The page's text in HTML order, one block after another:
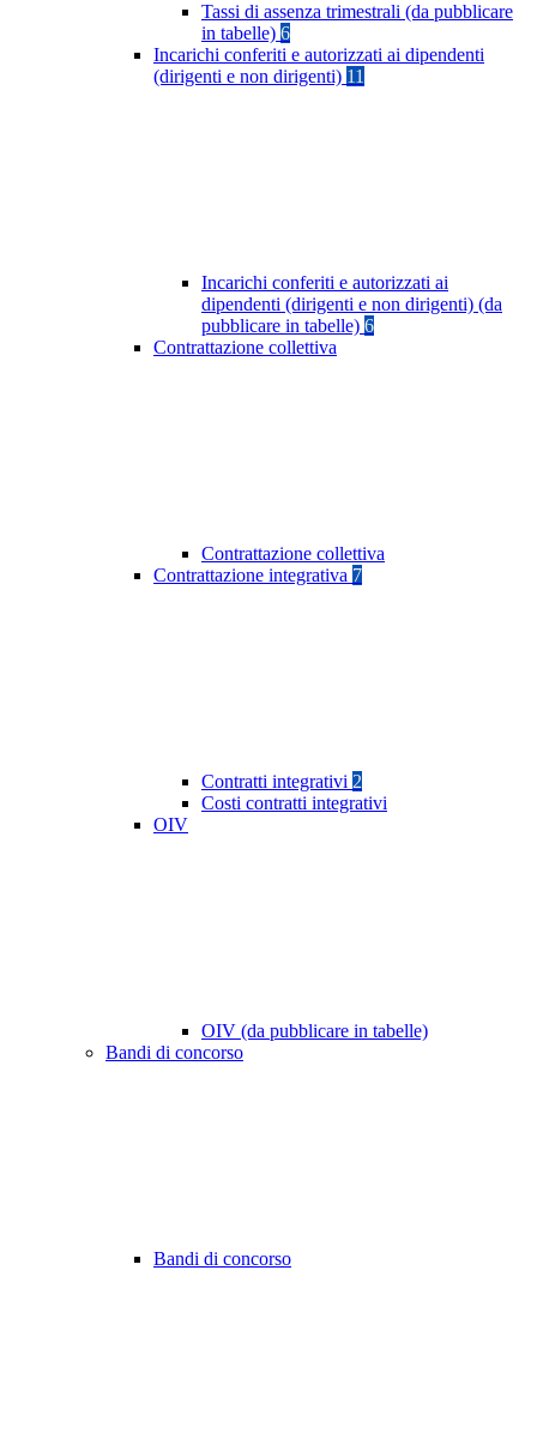
Tassi di assenza trimestrali (da pubblicare
in tabelle) 6
Incarichi conferiti e autorizzati ai dipendenti
(dirigenti e non dirigenti) 11
Incarichi conferiti e autorizzati ai
dipendenti (dirigenti e non dirigenti) (da
pubblicare in tabelle) 6
Contrattazione collettiva
Contrattazione collettiva
Contrattazione integrativa 7
Contratti integrativi 2
Costi contratti integrativi
OIV
OIV (da pubblicare in tabelle)
Bandi di concorso
Bandi di concorso